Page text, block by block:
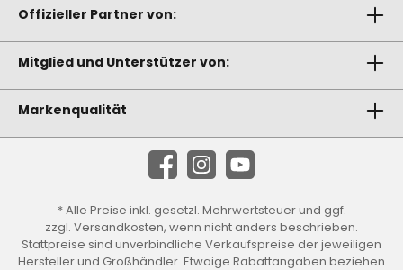
Offizieller Partner von:
Mitglied und Unterstützer von:
Markenqualität
* Alle Preise inkl. gesetzl. Mehrwertsteuer und ggf.
zzgl. Versandkosten, wenn nicht anders beschrieben.
Stattpreise sind unverbindliche Verkaufspreise der jeweiligen
Hersteller und Großhändler. Etwaige Rabattangaben beziehen